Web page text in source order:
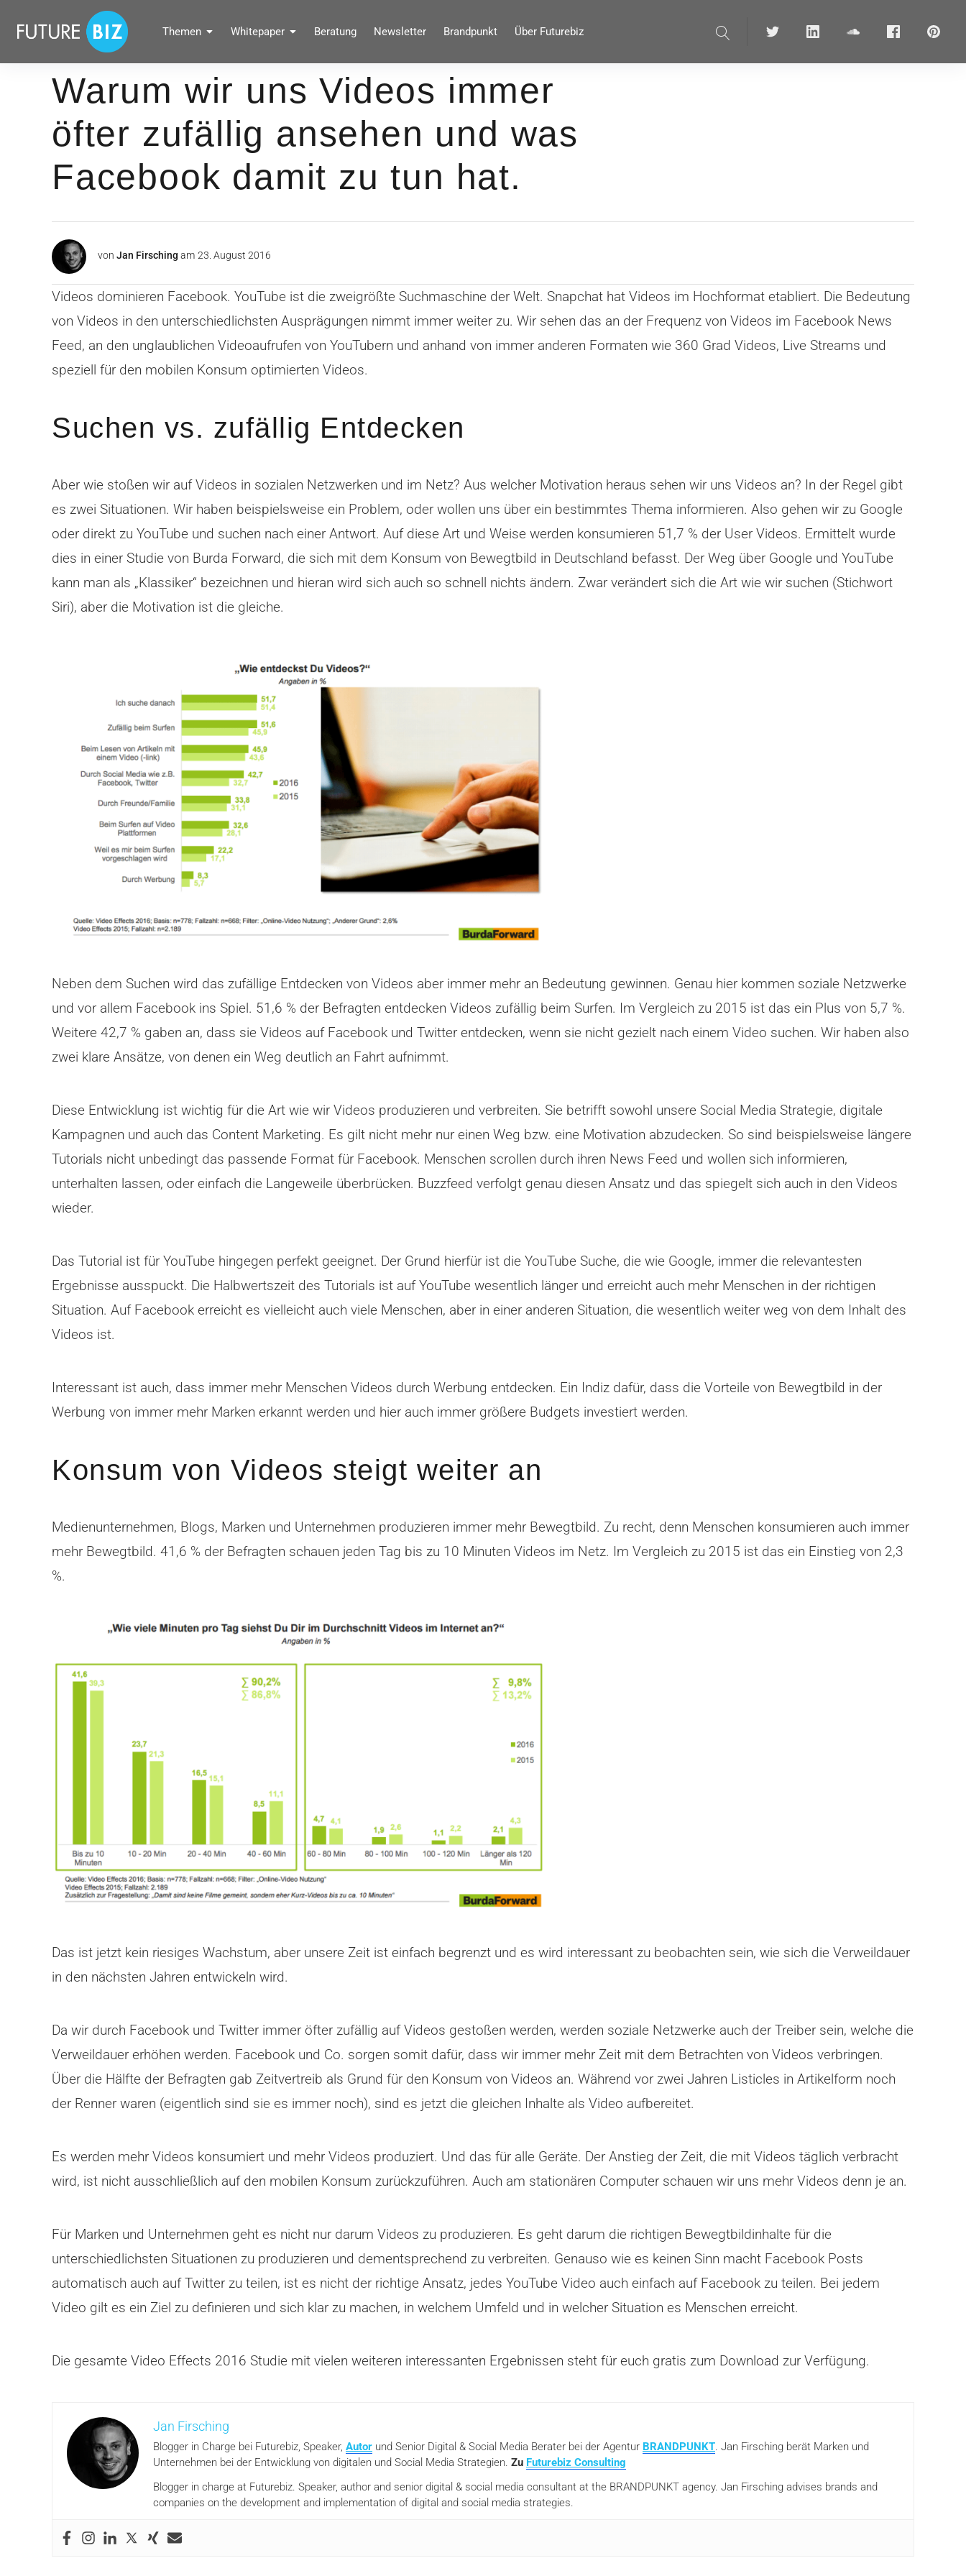
überspringen
FUTUREBIZ
Social Media Marketing Blog für Unternehmen by BRANDPUNKT
Themen Whitepaper Beratung Newsletter Brandpunkt Über Futurebiz
Suche Twitter linkedin soundcloudFacebook
Warum wir uns Videos immer
öfter zufällig ansehen und was
Facebook damit zu tun hat.
von Jan Firsching am 23. August 2016
Videos dominieren Facebook. YouTube ist die zweigrößte Suchmaschine der Welt. Snapchat hat Videos im Hochformat etabliert. Die Bedeutung
von Videos in den unterschiedlichsten Ausprägungen nimmt immer weiter zu. Wir sehen das an der Frequenz von Videos im Facebook News
Feed, an den unglaublichen Videoaufrufen von YouTubern und anhand von immer anderen Formaten wie 360 Grad Videos, Live Streams und
speziell für den mobilen Konsum optimierten Videos.
Suchen vs. zufällig Entdecken
Aber wie stoßen wir auf Videos in sozialen Netzwerken und im Netz? Aus welcher Motivation heraus sehen wir uns Videos an? In der Regel gibt
es zwei Situationen. Wir haben beispielsweise ein Problem, oder wollen uns über ein bestimmtes Thema informieren. Also gehen wir zu Google
oder direkt zu YouTube und suchen nach einer Antwort. Auf diese Art und Weise werden konsumieren 51,7 % der User Videos. Ermittelt wurde
dies in einer Studie von Burda Forward, die sich mit dem Konsum von Bewegtbild in Deutschland befasst. Der Weg über Google und YouTube
kann man als „Klassiker“ bezeichnen und hieran wird sich auch so schnell nichts ändern. Zwar verändert sich die Art wie wir suchen (Stichwort
Siri), aber die Motivation ist die gleiche.
Neben dem Suchen wird das zufällige Entdecken von Videos aber immer mehr an Bedeutung gewinnen. Genau hier kommen soziale Netzwerke
und vor allem Facebook ins Spiel. 51,6 % der Befragten entdecken Videos zufällig beim Surfen. Im Vergleich zu 2015 ist das ein Plus von 5,7 %.
Weitere 42,7 % gaben an, dass sie Videos auf Facebook und Twitter entdecken, wenn sie nicht gezielt nach einem Video suchen. Wir haben also
zwei klare Ansätze, von denen ein Weg deutlich an Fahrt aufnimmt.
Diese Entwicklung ist wichtig für die Art wie wir Videos produzieren und verbreiten. Sie betrifft sowohl unsere Social Media Strategie, digitale
Kampagnen und auch das Content Marketing. Es gilt nicht mehr nur einen Weg bzw. eine Motivation abzudecken. So sind beispielsweise längere
Tutorials nicht unbedingt das passende Format für Facebook. Menschen scrollen durch ihren News Feed und wollen sich informieren,
unterhalten lassen, oder einfach die Langeweile überbrücken. Buzzfeed verfolgt genau diesen Ansatz und das spiegelt sich auch in den Videos
wieder.
Das Tutorial ist für YouTube hingegen perfekt geeignet. Der Grund hierfür ist die YouTube Suche, die wie Google, immer die relevantesten
Ergebnisse ausspuckt. Die Halbwertszeit des Tutorials ist auf YouTube wesentlich länger und erreicht auch mehr Menschen in der richtigen
Situation. Auf Facebook erreicht es vielleicht auch viele Menschen, aber in einer anderen Situation, die wesentlich weiter weg von dem Inhalt des
Videos ist.
Interessant ist auch, dass immer mehr Menschen Videos durch Werbung entdecken. Ein Indiz dafür, dass die Vorteile von Bewegtbild in der
Werbung von immer mehr Marken erkannt werden und hier auch immer größere Budgets investiert werden.
Konsum von Videos steigt weiter an
Medienunternehmen, Blogs, Marken und Unternehmen produzieren immer mehr Bewegtbild. Zu recht, denn Menschen konsumieren auch immer
mehr Bewegtbild. 41,6 % der Befragten schauen jeden Tag bis zu 10 Minuten Videos im Netz. Im Vergleich zu 2015 ist das ein Einstieg von 2,3
%.
Das ist jetzt kein riesiges Wachstum, aber unsere Zeit ist einfach begrenzt und es wird interessant zu beobachten sein, wie sich die Verweildauer
in den nächsten Jahren entwickeln wird.
Da wir durch Facebook und Twitter immer öfter zufällig auf Videos gestoßen werden, werden soziale Netzwerke auch der Treiber sein, welche die
Verweildauer erhöhen werden. Facebook und Co. sorgen somit dafür, dass wir immer mehr Zeit mit dem Betrachten von Videos verbringen.
Über die Hälfte der Befragten gab Zeitvertreib als Grund für den Konsum von Videos an. Während vor zwei Jahren Listicles in Artikelform noch
der Renner waren (eigentlich sind sie es immer noch), sind es jetzt die gleichen Inhalte als Video aufbereitet.
Es werden mehr Videos konsumiert und mehr Videos produziert. Und das für alle Geräte. Der Anstieg der Zeit, die mit Videos täglich verbracht
wird, ist nicht ausschließlich auf den mobilen Konsum zurückzuführen. Auch am stationären Computer schauen wir uns mehr Videos denn je an.
Für Marken und Unternehmen geht es nicht nur darum Videos zu produzieren. Es geht darum die richtigen Bewegtbildinhalte für die
unterschiedlichsten Situationen zu produzieren und dementsprechend zu verbreiten. Genauso wie es keinen Sinn macht Facebook Posts
automatisch auch auf Twitter zu teilen, ist es nicht der richtige Ansatz, jedes YouTube Video auch einfach auf Facebook zu teilen. Bei jedem
Video gilt es ein Ziel zu definieren und sich klar zu machen, in welchem Umfeld und in welcher Situation es Menschen erreicht.
Die gesamte Video Effects 2016 Studie mit vielen weiteren interessanten Ergebnissen steht für euch gratis zum Download zur Verfügung.
Jan Firsching
Blogger in Charge bei Futurebiz, Speaker, Autor und Senior Digital & Social Media Berater bei der Agentur BRANDPUNKT. Jan Firsching berät Marken und
Unternehmen bei der Entwicklung von digitalen und Social Media Strategien. Zu Futurebiz Consulting
Blogger in charge at Futurebiz. Speaker, author and senior digital & social media consultant at the BRANDPUNKT agency. Jan Firsching advises brands and
companies on the development and implementation of digital and social media strategies.